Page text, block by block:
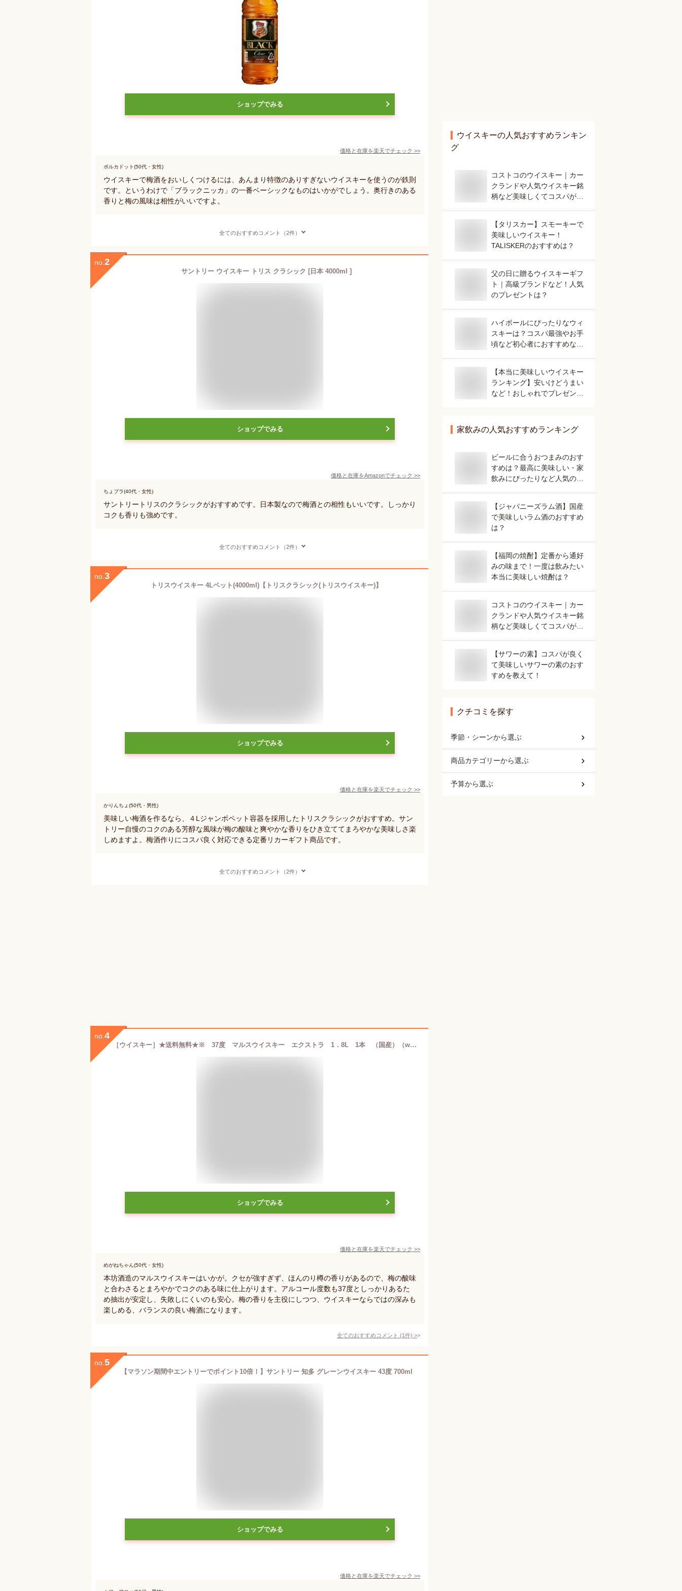
ショップでみる
価格と在庫を楽天でチェック >>
ポルカドット(50代・女性)
ウイスキーで梅酒をおいしくつけるには、あんまり特徴のありすぎないウイスキーを使うのが鉄則
です。というわけで「ブラックニッカ」の一番ベーシックなものはいかがでしょう。奥行きのある
香りと梅の風味は相性がいいですよ。
全てのおすすめコメント（2件）
no. 2
サントリー ウイスキー トリス クラシック [日本 4000ml ]
ショップでみる
価格と在庫をAmazonでチェック >>
ちょプラ(40代・女性)
サントリートリスのクラシックがおすすめです。日本製なので梅酒との相性もいいです。しっかり
コクも香りも強めです。
全てのおすすめコメント（2件）
no. 3
トリスウイスキー 4Lペット(4000ml)【トリスクラシック(トリスウイスキー)】
ショップでみる
価格と在庫を楽天でチェック >>
かりんちょ(50代・男性)
美味しい梅酒を作るなら、４Lジャンボペット容器を採用したトリスクラシックがおすすめ。サン
トリー自慢のコクのある芳醇な風味が梅の酸味と爽やかな香りをひき立ててまろやかな美味しさ楽
しめますよ。梅酒作りにコスパ良く対応できる定番リカーギフト商品です。
全てのおすすめコメント（2件）
no. 4
［ウイスキー］★送料無料★※ 37度 マルスウイスキー エクストラ 1．8L 1本 （国産）（whisky）（37％）（ブレンデッドウイスキー）（1800ml）本坊酒造株式会社
ショップでみる
価格と在庫を楽天でチェック >>
めがねちゃん(50代・女性)
本坊酒造のマルスウイスキーはいかが。クセが強すぎず、ほんのり樽の香りがあるので、梅の酸味
と合わさるとまろやかでコクのある味に仕上がります。アルコール度数も37度としっかりあるた
め抽出が安定し、失敗しにくいのも安心。梅の香りを主役にしつつ、ウイスキーならではの深みも
楽しめる、バランスの良い梅酒になります。
全てのおすすめコメント (1件) >
no. 5
【マラソン期間中エントリーでポイント10倍！】サントリー 知多 グレーンウイスキー 43度 700ml
ショップでみる
価格と在庫を楽天でチェック >>
ウイスキーの人気おすすめランキン
グ
コストコのウイスキー｜カー
クランドや人気ウイスキー銘
柄など美味しくてコスパが良
【タリスカー】スモーキーで
美味しいウイスキー！
TALISKERのおすすめは？
父の日に贈るウイスキーギフ
ト｜高級ブランドなど！人気
のプレゼントは？
ハイボールにぴったりなウィ
スキーは？コスパ最強やお手
頃など初心者におすすめな人
【本当に美味しいウイスキー
ランキング】安いけどうまい
など！おしゃれでプレゼント
家飲みの人気おすすめランキング
ビールに合うおつまみのおす
すめは？最高に美味しい・家
飲みにぴったりなど人気のも
【ジャパニーズラム酒】国産
で美味しいラム酒のおすすめ
は？
【福岡の焼酎】定番から通好
みの味まで！一度は飲みたい
本当に美味しい焼酎は？
コストコのウイスキー｜カー
クランドや人気ウイスキー銘
柄など美味しくてコスパが良
【サワーの素】コスパが良く
て美味しいサワーの素のおす
すめを教えて！
クチコミを探す
季節・シーンから選ぶ
商品カテゴリーから選ぶ
予算から選ぶ